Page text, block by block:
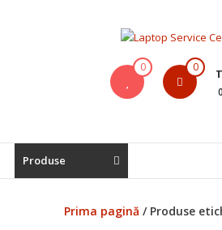
Bistrita,
Service
Laptop,
0 0
Produse
Prima pagină / Produse